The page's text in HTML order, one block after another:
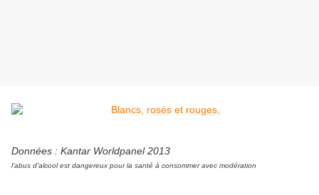
Données : Kantar Worldpanel 2013
l'abus d'alcool est dangereux pour la santé à consommer avec modération